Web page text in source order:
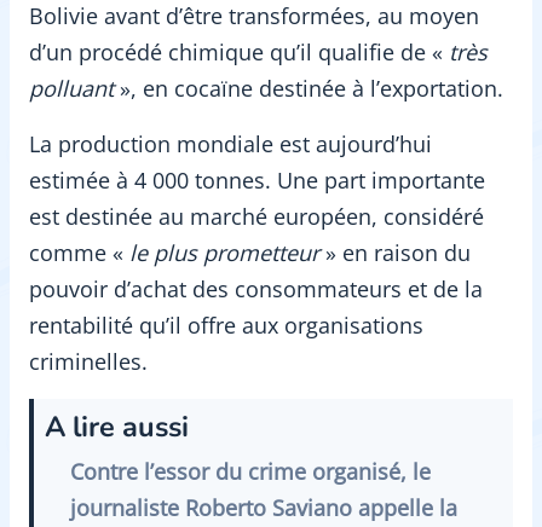
Bolivie avant d’être transformées, au moyen
d’un procédé chimique qu’il qualifie de « très
polluant», en cocaïne destinée à l’exportation.
La production mondiale est aujourd’hui
estimée à 4 000 tonnes. Une part importante
est destinée au marché européen, considéré
comme « le plus prometteur» en raison du
pouvoir d’achat des consommateurs et de la
rentabilité qu’il offre aux organisations
criminelles.
A lire aussi
Contre l’essor du crime organisé, le
journaliste Roberto Saviano appelle la